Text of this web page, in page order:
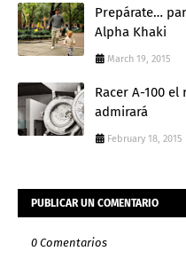
Prepárate…
Alpha Khaki
March 19, 2015
Racer A-100
admirará
February 18, 2015
PUBLICAR UN COMENTARIO
0 Comentarios